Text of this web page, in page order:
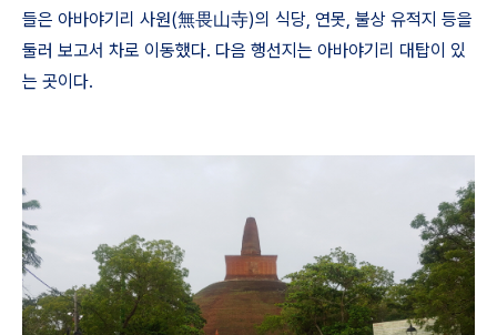
들은 아바야기리 사원(無畏山寺)의 식당, 연못, 불상 유적지 등을
둘러 보고서 차로 이동했다. 다음 행선지는 아바야기리 대탑이 있
는 곳이다.